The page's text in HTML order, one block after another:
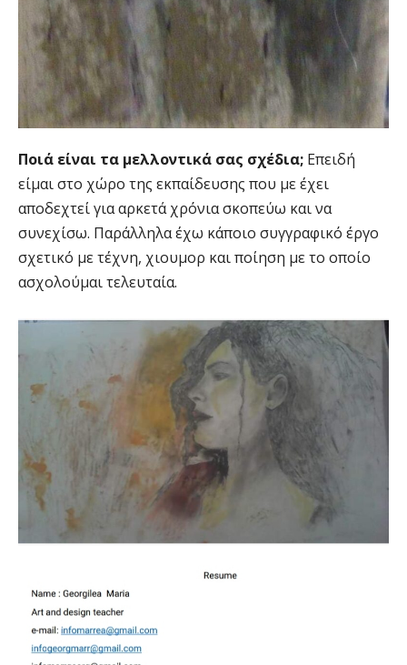
Ποιά είναι τα μελλοντικά σας σχέδια; Επειδή
είμαι στο χώρο της εκπαίδευσης που με έχει
αποδεχτεί για αρκετά χρόνια σκοπεύω και να
συνεχίσω. Παράλληλα έχω κάποιο συγγραφικό έργο
σχετικό με τέχνη, χιουμορ και ποίηση με το οποίο
ασχολούμαι τελευταία.